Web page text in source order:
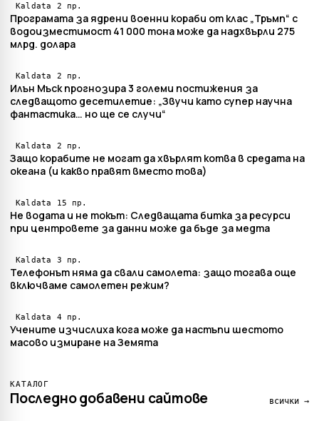
Kaldata 2 пр.
Програмата за ядрени военни кораби от клас „Тръмп“ с
водоизместимост 41 000 тона може да надхвърли 275
млрд. долара
Kaldata 2 пр.
Илън Мъск прогнозира 3 големи постижения за
следващото десетилетие: „Звучи като супер научна
фантастика… но ще се случи“
Kaldata 2 пр.
Защо корабите не могат да хвърлят котва в средата на
океана (и какво правят вместо това)
Kaldata 15 пр.
Не водата и не токът: Следващата битка за ресурси
при центровете за данни може да бъде за медта
Kaldata 3 пр.
Телефонът няма да свали самолета: защо тогава още
включваме самолетен режим?
Kaldata 4 пр.
Учените изчислиха кога може да настъпи шестото
масово измиране на Земята
КАТАЛОГ
Последно добавени сайтове всички →